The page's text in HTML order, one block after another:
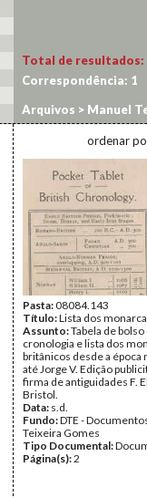
Total de resultados:
Correspondência: 1
Arquivos > Manuel
ordenar
Pasta:08084.143
Título:Lista dos
Assunto:Tabela de
cronologia e lista dos
britânicos desde a época
até Jorge V. Edição
firma de antiguidades F.
Bristol.
Data: s.d.
Fundo:DTE -
Teixeira Gomes
Tipo Documental:
Página(s):2